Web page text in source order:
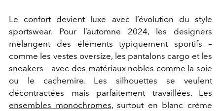
Le confort devient luxe avec l’évolution du style
sportswear. Pour l’automne 2024, les designers
mélangent des éléments typiquement sportifs –
comme les vestes oversize, les pantalons cargo et les
sneakers – avec des matériaux nobles comme la soie
ou le cachemire. Les silhouettes se veulent
décontractées mais parfaitement travaillées. Les
ensembles monochromes, surtout en blanc crème